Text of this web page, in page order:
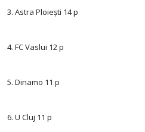
3. Astra Ploiești 14 p
4. FC Vaslui 12 p
5. Dinamo 11 p
6. U Cluj 11 p